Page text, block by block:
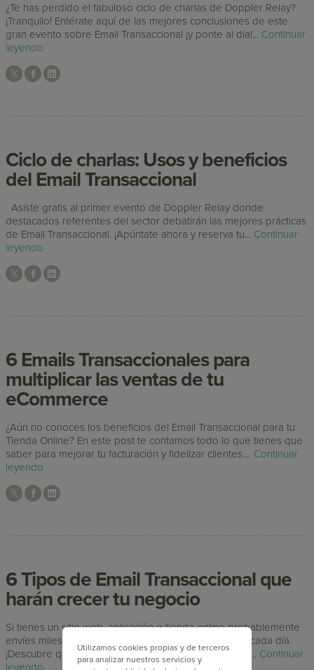
¿Te has perdido el fabuloso ciclo de charlas de Doppler Relay?
¡Tranquilo! Entérate aquí de las mejores conclusiones de este
gran evento sobre Email Transaccional ¡y ponte al día!... Continuar
leyendo
Ciclo de charlas: Usos y beneficios
del Email Transaccional
Asiste gratis al primer evento de Doppler Relay donde
destacados referentes del sector debatirán las mejores prácticas
de Email Transaccional. ¡Apúntate ahora y reserva tu... Continuar
leyendo
6 Emails Transaccionales para
multiplicar las ventas de tu
eCommerce
¿Aún no conoces los beneficios del Email Transaccional para tu
Tienda Online? En este post te contamos todo lo que tienes que
saber para mejorar tu facturación y fidelizar clientes.... Continuar
leyendo
6 Tipos de Email Transaccional que
harán crecer tu negocio
Si tienes un sitio web, aplicación o tienda online probablemente
envíes miles de Emails Transaccionales a tus clientes cada día.
¡Descubre qué tipos no pueden faltar en tu empresa!... Continuar
leyendo
Utilizamos cookies propias y de terceros
para analizar nuestros servicios y